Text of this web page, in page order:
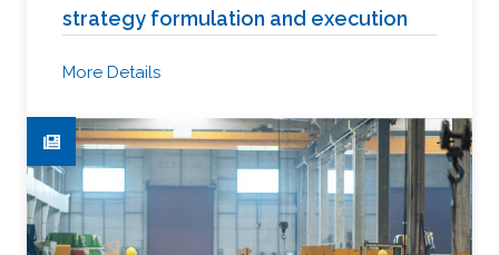
strategy formulation and execution
More Details